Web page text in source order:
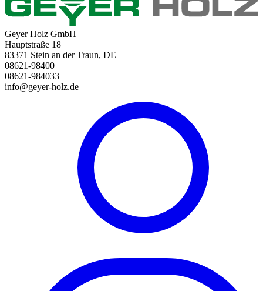
Geyer Holz GmbH
Hauptstraße 18
83371 Stein an der Traun, DE
08621-98400
08621-984033
info@geyer-holz.de